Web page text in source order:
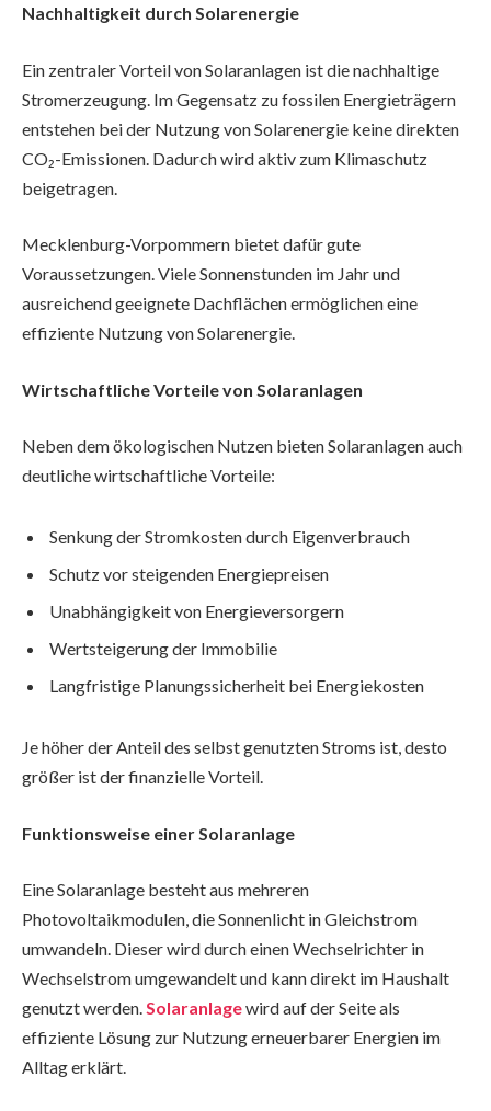
Nachhaltigkeit durch Solarenergie
Ein zentraler Vorteil von Solaranlagen ist die nachhaltige
Stromerzeugung. Im Gegensatz zu fossilen Energieträgern
entstehen bei der Nutzung von Solarenergie keine direkten
CO₂-Emissionen. Dadurch wird aktiv zum Klimaschutz
beigetragen.
Mecklenburg-Vorpommern bietet dafür gute
Voraussetzungen. Viele Sonnenstunden im Jahr und
ausreichend geeignete Dachflächen ermöglichen eine
effiziente Nutzung von Solarenergie.
Wirtschaftliche Vorteile von Solaranlagen
Neben dem ökologischen Nutzen bieten Solaranlagen auch
deutliche wirtschaftliche Vorteile:
Senkung der Stromkosten durch Eigenverbrauch
Schutz vor steigenden Energiepreisen
Unabhängigkeit von Energieversorgern
Wertsteigerung der Immobilie
Langfristige Planungssicherheit bei Energiekosten
Je höher der Anteil des selbst genutzten Stroms ist, desto
größer ist der finanzielle Vorteil.
Funktionsweise einer Solaranlage
Eine Solaranlage besteht aus mehreren
Photovoltaikmodulen, die Sonnenlicht in Gleichstrom
umwandeln. Dieser wird durch einen Wechselrichter in
Wechselstrom umgewandelt und kann direkt im Haushalt
genutzt werden.Solaranlagewird auf der Seite als
effiziente Lösung zur Nutzung erneuerbarer Energien im
Alltag erklärt.